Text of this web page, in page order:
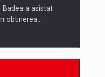
Badea a asistat
obtinerea…
DIN MEDIUL
SI